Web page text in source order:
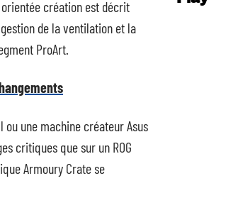
création est décrit
de la ventilation et la
ProArt.
une machine créateur Asus
critiques que sur un ROG
Armoury Crate se